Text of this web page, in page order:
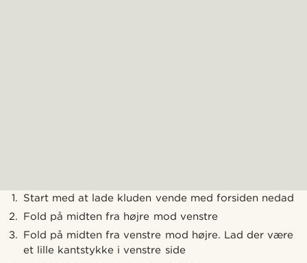
Start med at lade kluden vende med forsiden nedad
Fold på midten fra højre mod venstre
Fold på midten fra venstre mod højre. Lad der være
et lille kantstykke i venstre side